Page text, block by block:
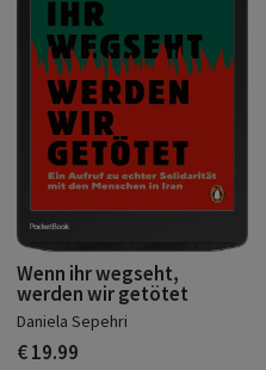
Wenn ihr wegseht,
werden wir getötet
Daniela Sepehri
€ 19.99